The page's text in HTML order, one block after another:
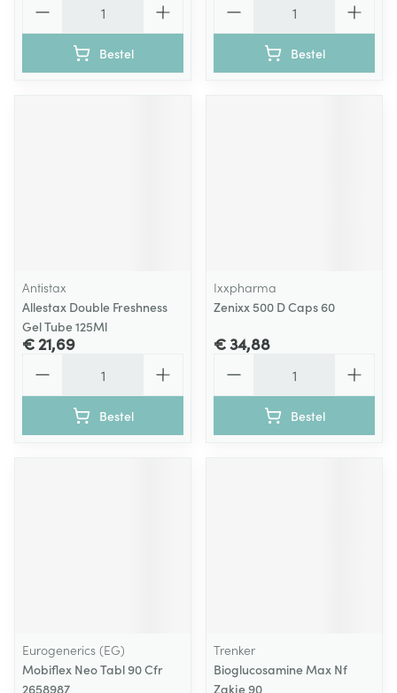
Bestel Bestel
Antistax
Allestax Double Freshness
Gel Tube 125Ml
€ 21,69
Bestel
Ixxpharma
Zenixx 500 D Caps 60
€ 34,88
Bestel
Eurogenerics (EG)
Mobiflex Neo Tabl 90 Cfr
2658987
Trenker
Bioglucosamine Max Nf
Zakje 90